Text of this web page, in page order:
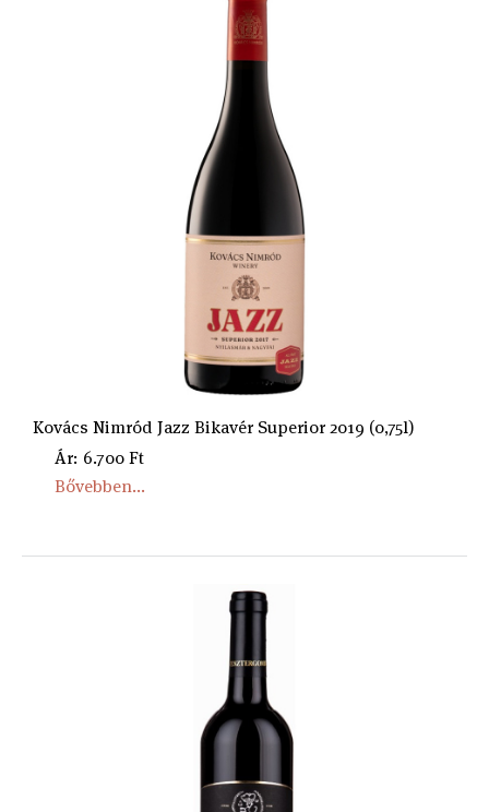
Kovács Nimród Jazz Bikavér Superior 2019 (0,75l)
Ár: 6.700 Ft
Bővebben...